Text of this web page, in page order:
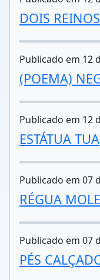
DOIS REINOS
Publicado em 12
(POEMA)
Publicado em 12
ESTÁTUA TUA
Publicado em 07
RÉGUA
Publicado em 07
PÉS